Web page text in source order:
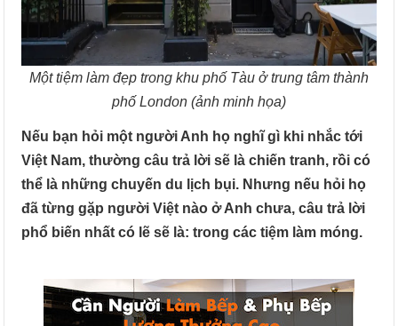
Một tiệm làm đẹp trong khu phố Tàu ở trung tâm thành
phố London (ảnh minh họa)
Nếu bạn hỏi một người Anh họ nghĩ gì khi nhắc tới
Việt Nam, thường câu trả lời sẽ là chiến tranh, rồi có
thể là những chuyến du lịch bụi. Nhưng nếu hỏi họ
đã từng gặp người Việt nào ở Anh chưa, câu trả lời
phổ biến nhất có lẽ sẽ là: trong các tiệm làm móng.